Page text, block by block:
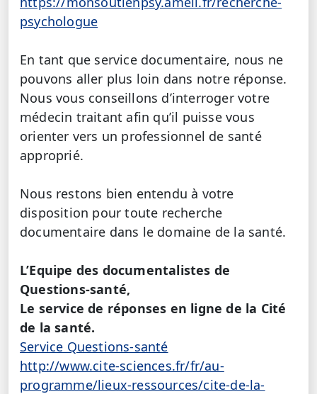
psychologue
En tant que service documentaire, nous ne
pouvons aller plus loin dans notre réponse.
Nous vous conseillons d’interroger votre
médecin traitant afin qu’il puisse vous
orienter vers un professionnel de santé
approprié.
Nous restons bien entendu à votre
disposition pour toute recherche
documentaire dans le domaine de la santé.
L’Equipe des documentalistes de
Questions-santé,
Le service de réponses en ligne de la Cité
de la santé.
Service Questions-santé
http://www.cite-sciences.fr/fr/au-
programme/lieux-ressources/cite-de-la-